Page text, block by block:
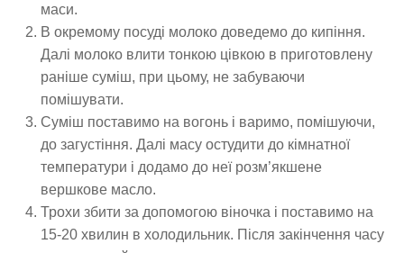
маси.
В окремому посуді молоко доведемо до кипіння.
Далі молоко влити тонкою цівкою в приготовлену
раніше суміш, при цьому, не забуваючи
помішувати.
Суміш поставимо на вогонь і варимо, помішуючи,
до загустіння. Далі масу остудити до кімнатної
температури і додамо до неї розм’якшене
вершкове масло.
Трохи збити за допомогою віночка і поставимо на
15-20 хвилин в холодильник. Після закінчення часу